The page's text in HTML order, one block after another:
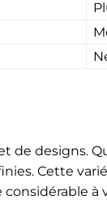
de designs.
Cette
à